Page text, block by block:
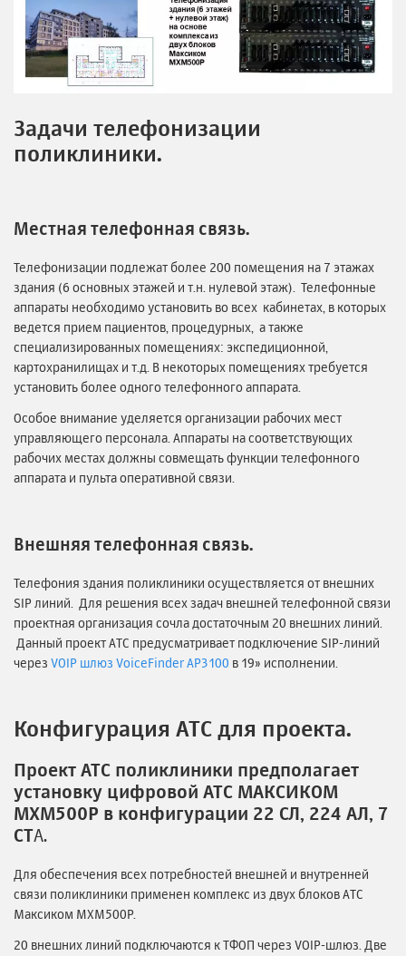
Задачи телефонизации
поликлиники.
Местная телефонная связь.
Телефонизации подлежат более 200 помещения на 7 этажах
здания (6 основных этажей и т.н. нулевой этаж). Телефонные
аппараты необходимо установить во всех кабинетах, в которых
ведется прием пациентов, процедурных, а также
специализированных помещениях: экспедиционной,
картохранилищах и т.д. В некоторых помещениях требуется
установить более одного телефонного аппарата.
Особое внимание уделяется организации рабочих мест
управляющего персонала. Аппараты на соответствующих
рабочих местах должны совмещать функции телефонного
аппарата и пульта оперативной связи.
Внешняя телефонная связь.
Телефония здания поликлиники осуществляется от внешних
SIP линий. Для решения всех задач внешней телефонной связи
проектная организация сочла достаточным 20 внешних линий.
Данный проект АТС предусматривает подключение SIP-линий
через VOIP шлюз VoiceFinder AP3100 в 19» исполнении.
Конфигурация АТС для проекта.
Проект АТС поликлиники предполагает
установку цифровой АТС МАКСИКОМ
MXM500P в конфигурации 22 СЛ, 224 АЛ, 7
СТА.
Для обеспечения всех потребностей внешней и внутренней
связи поликлиники применен комплекс из двух блоков АТС
Максиком MXM500P.
20 внешних линий подключаются к ТФОП через VOIP-шлюз. Две